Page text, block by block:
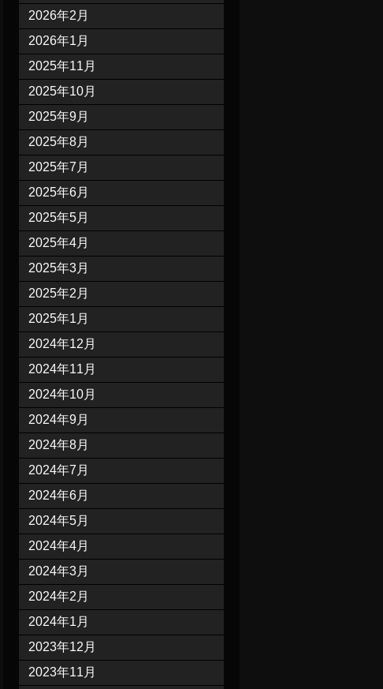
2026年2月
2026年1月
2025年11月
2025年10月
2025年9月
2025年8月
2025年7月
2025年6月
2025年5月
2025年4月
2025年3月
2025年2月
2025年1月
2024年12月
2024年11月
2024年10月
2024年9月
2024年8月
2024年7月
2024年6月
2024年5月
2024年4月
2024年3月
2024年2月
2024年1月
2023年12月
2023年11月